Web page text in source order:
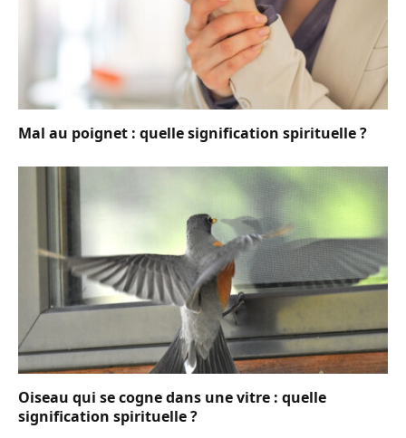
Mal au poignet : quelle signification spirituelle ?
Oiseau qui se cogne dans une vitre : quelle
signification spirituelle ?